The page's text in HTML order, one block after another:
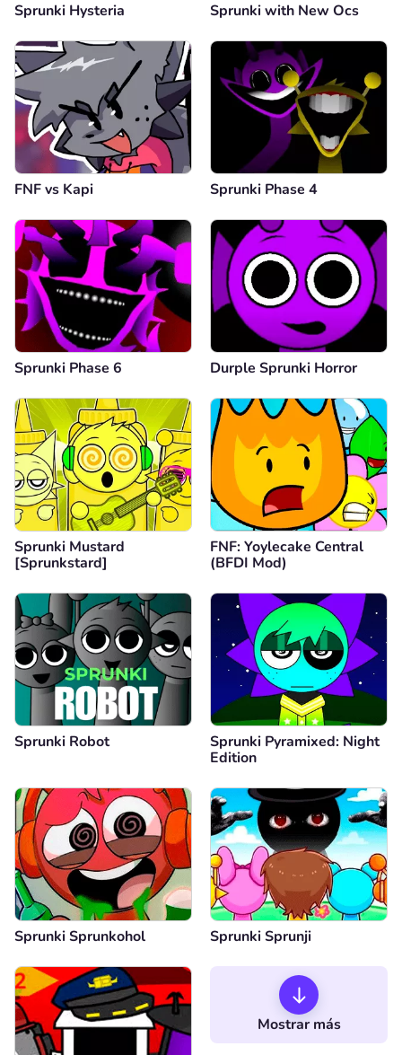
Sprunki Hysteria Sprunki with New Ocs
FNF vs Kapi Sprunki Phase 4
Sprunki Phase 6 Durple Sprunki Horror
Sprunki Mustard
[Sprunkstard]
FNF: Yoylecake Central
(BFDI Mod)
Sprunki Robot
Sprunki Pyramixed: Night
Edition
Sprunki Sprunkohol Sprunki Sprunji
Mostrar más